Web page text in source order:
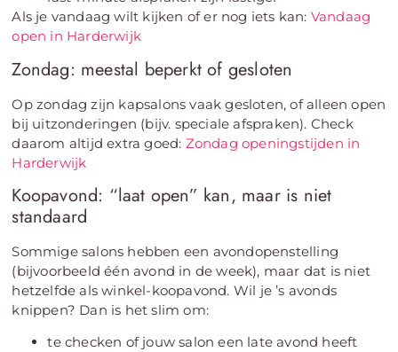
Als je vandaag wilt kijken of er nog iets kan: Vandaag
open in Harderwijk
Zondag: meestal beperkt of gesloten
Op zondag zijn kapsalons vaak gesloten, of alleen open
bij uitzonderingen (bijv. speciale afspraken). Check
daarom altijd extra goed: Zondag openingstijden in
Harderwijk
Koopavond: “laat open” kan, maar is niet
standaard
Sommige salons hebben een avondopenstelling
(bijvoorbeeld één avond in de week), maar dat is niet
hetzelfde als winkel-koopavond. Wil je ’s avonds
knippen? Dan is het slim om:
te checken of jouw salon een late avond heeft